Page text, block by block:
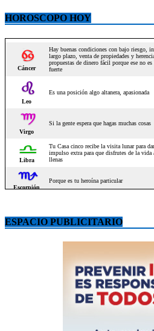
HOROSCOPO HOY
ESPACIO PUBLICITARIO